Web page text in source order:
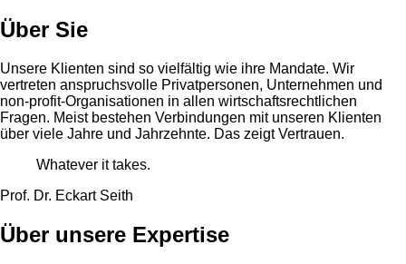
Über Sie
Unsere Klienten sind so vielfältig wie ihre Mandate. Wir
vertreten anspruchsvolle Privatpersonen, Unternehmen und
non-profit-Organisationen in allen wirtschaftsrechtlichen
Fragen. Meist bestehen Verbindungen mit unseren Klienten
über viele Jahre und Jahrzehnte. Das zeigt Vertrauen.
Whatever it takes.
Prof. Dr. Eckart Seith
Über unsere Expertise